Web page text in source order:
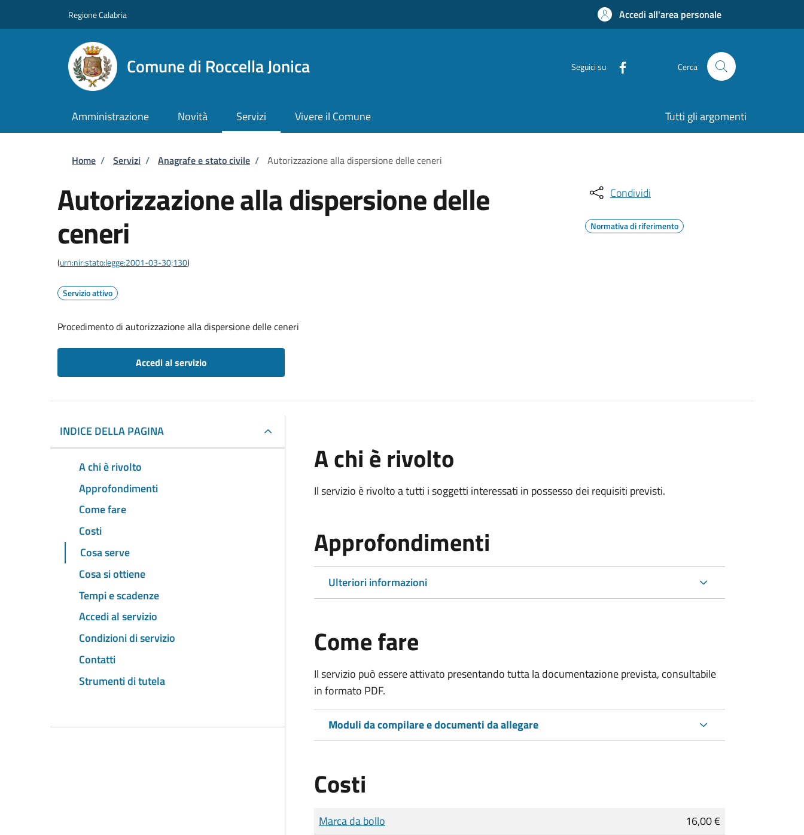
Regione Calabria Accedi all'area personale
Comune di Roccella Jonica Seguici su Cerca
Amministrazione Novità Servizi Vivere il Comune Tutti gli argomenti
Briciole di pane
Home / Servizi / Anagrafe e stato civile / Autorizzazione alla dispersione delle ceneri
Autorizzazione alla dispersione delle
ceneri
(urn:nir:stato:legge:2001-03-30;130)
Servizio attivo
Procedimento di autorizzazione alla dispersione delle ceneri
Accedi al servizio
Condividi
Normativa di riferimento
INDICE DELLA PAGINA
A chi è rivolto
Approfondimenti
Come fare
Costi
Cosa serve
Cosa si ottiene
Tempi e scadenze
Accedi al servizio
Condizioni di servizio
Contatti
Strumenti di tutela
A chi è rivolto
Il servizio è rivolto a tutti i soggetti interessati in possesso dei requisiti previsti.
Approfondimenti
Ulteriori informazioni
Come fare
Il servizio può essere attivato presentando tutta la documentazione prevista, consultabile
in formato PDF.
Moduli da compilare e documenti da allegare
Costi
Tipo di pagamento
Importo
Marca da bollo 16,00 €